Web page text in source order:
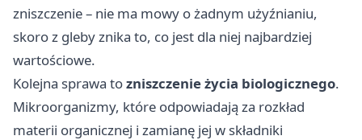
zniszczenie – nie ma mowy o żadnym użyźnianiu,
skoro z gleby znika to, co jest dla niej najbardziej
wartościowe.
Kolejna sprawa tozniszczenie życia biologicznego.
Mikroorganizmy, które odpowiadają za rozkład
materii organicznej i zamianę jej w składniki